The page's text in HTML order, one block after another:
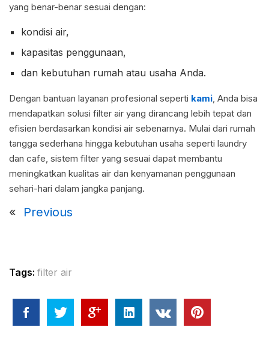
yang benar-benar sesuai dengan:
kondisi air,
kapasitas penggunaan,
dan kebutuhan rumah atau usaha Anda.
Dengan bantuan layanan profesional seperti kami , Anda bisa
mendapatkan solusi filter air yang dirancang lebih tepat dan
efisien berdasarkan kondisi air sebenarnya. Mulai dari rumah
tangga sederhana hingga kebutuhan usaha seperti laundry
dan cafe, sistem filter yang sesuai dapat membantu
meningkatkan kualitas air dan kenyamanan penggunaan
sehari-hari dalam jangka panjang.
« Previous
Tags: filter air